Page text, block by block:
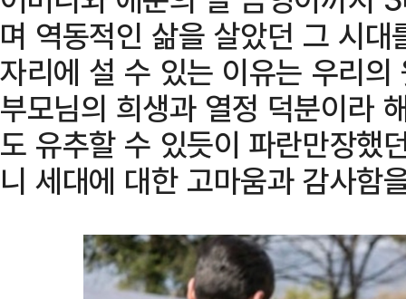
며 역동적인 삶을 살았던 그 시
자리에 설 수 있는 이유는 우리
부모님의 희생과 열정 덕분이라
도 유추할 수 있듯이 파란만장했
니 세대에 대한 고마움과 감사함